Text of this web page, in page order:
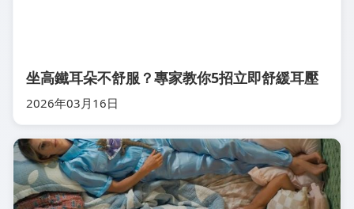
坐高鐵耳朵不舒服？專家教你5招立即舒緩耳壓
2026年03月16日